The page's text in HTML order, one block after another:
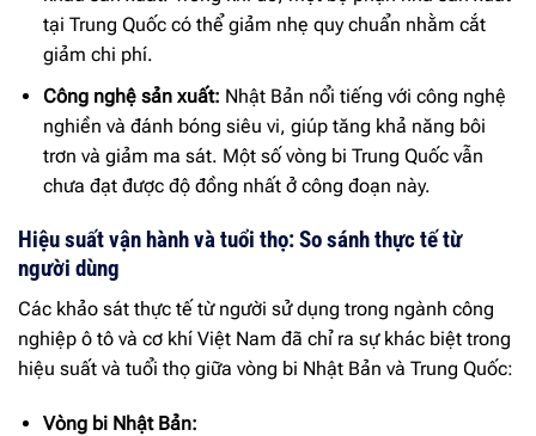
tại Trung Quốc có thể giảm nhẹ quy chuẩn nhằm cắt
giảm chi phí.
Công nghệ sản xuất: Nhật Bản nổi tiếng với công nghệ
nghiền và đánh bóng siêu vi, giúp tăng khả năng bôi
trơn và giảm ma sát. Một số vòng bi Trung Quốc vẫn
chưa đạt được độ đồng nhất ở công đoạn này.
Hiệu suất vận hành và tuổi thọ: So sánh thực tế từ
người dùng
Các khảo sát thực tế từ người sử dụng trong ngành công
nghiệp ô tô và cơ khí Việt Nam đã chỉ ra sự khác biệt trong
hiệu suất và tuổi thọ giữa vòng bi Nhật Bản và Trung Quốc:
Vòng bi Nhật Bản: